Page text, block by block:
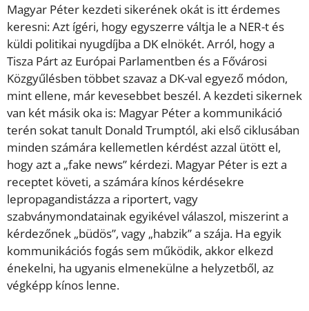
Magyar Péter kezdeti sikerének okát is itt érdemes
keresni: Azt ígéri, hogy egyszerre váltja le a NER-t és
küldi politikai nyugdíjba a DK elnökét. Arról, hogy a
Tisza Párt az Európai Parlamentben és a Fővárosi
Közgyűlésben többet szavaz a DK-val egyező módon,
mint ellene, már kevesebbet beszél. A kezdeti sikernek
van két másik oka is: Magyar Péter a kommunikáció
terén sokat tanult Donald Trumptól, aki első ciklusában
minden számára kellemetlen kérdést azzal ütött el,
hogy azt a „fake news” kérdezi. Magyar Péter is ezt a
receptet követi, a számára kínos kérdésekre
lepropagandistázza a riportert, vagy
szabványmondatainak egyikével válaszol, miszerint a
kérdezőnek „büdös”, vagy „habzik” a szája. Ha egyik
kommunikációs fogás sem működik, akkor elkezd
énekelni, ha ugyanis elmenekülne a helyzetből, az
végképp kínos lenne.